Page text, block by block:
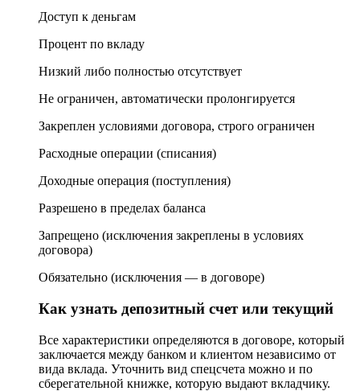
Доступ к деньгам
Процент по вкладу
Низкий либо полностью отсутствует
Не ограничен, автоматически пролонгируется
Закреплен условиями договора, строго ограничен
Расходные операции (списания)
Доходные операция (поступления)
Разрешено в пределах баланса
Запрещено (исключения закреплены в условиях
договора)
Обязательно (исключения — в договоре)
Как узнать депозитный счет или текущий
Все характеристики определяются в договоре, который
заключается между банком и клиентом независимо от
вида вклада. Уточнить вид спецсчета можно и по
сберегательной книжке, которую выдают вкладчику.